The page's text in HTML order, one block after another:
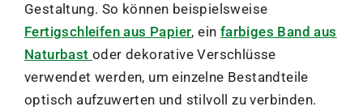
Gestaltung. So können beispielsweise
Fertigschleifen aus Papier, ein farbiges Band aus
Naturbastoder dekorative Verschlüsse
verwendet werden, um einzelne Bestandteile
optisch aufzuwerten und stilvoll zu verbinden.